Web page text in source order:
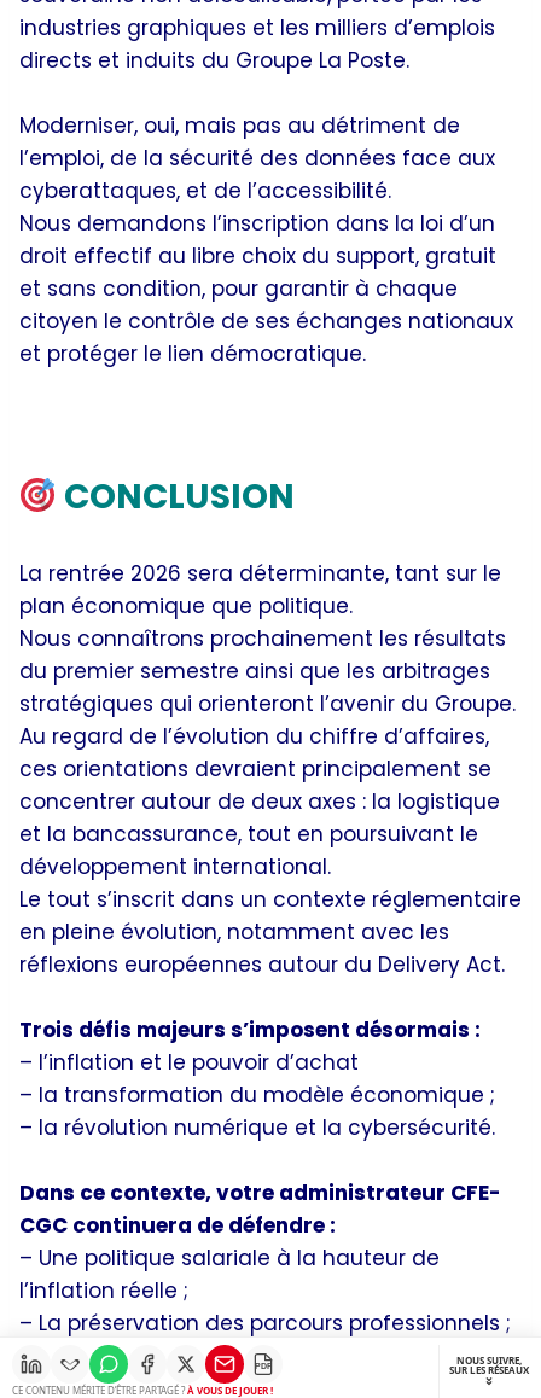
PDF
CE CONTENU MÉRITE D’ÊTRE PARTAGÉ ?À VOUS DE JOUER !
NOUS SUIVRE,
SUR LES RÉSEAUX
industries graphiques et les milliers d’emplois
directs et induits du Groupe La Poste.
Moderniser, oui, mais pas au détriment de
l’emploi, de la sécurité des données face aux
cyberattaques, et de l’accessibilité.
Nous demandons l’inscription dans la loi d’un
droit effectif au libre choix du support, gratuit
et sans condition, pour garantir à chaque
citoyen le contrôle de ses échanges nationaux
et protéger le lien démocratique.
CONCLUSION
La rentrée 2026 sera déterminante, tant sur le
plan économique que politique.
Nous connaîtrons prochainement les résultats
du premier semestre ainsi que les arbitrages
stratégiques qui orienteront l’avenir du Groupe.
Au regard de l’évolution du chiffre d’affaires,
ces orientations devraient principalement se
concentrer autour de deux axes : la logistique
et la bancassurance, tout en poursuivant le
développement international.
Le tout s’inscrit dans un contexte réglementaire
en pleine évolution, notamment avec les
réflexions européennes autour du Delivery Act.
Trois défis majeurs s’imposent désormais :
– l’inflation et le pouvoir d’achat
– la transformation du modèle économique ;
– la révolution numérique et la cybersécurité.
Dans ce contexte, votre administrateur CFE-
CGC continuera de défendre :
– Une politique salariale à la hauteur de
l’inflation réelle ;
– La préservation des parcours professionnels ;
– Une vigilance accrue sur les conditions de
travail ;